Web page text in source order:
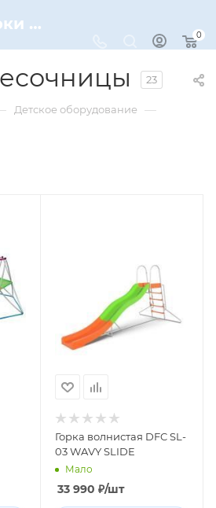
Купить Горки и песочницы по цене от 5 990 ₽ рублей в Москве с доставкой
0
23
Детское оборудование —
Горка волнистая DFC SL-
03 WAVY SLIDE
Мало
33 990 ₽/шт